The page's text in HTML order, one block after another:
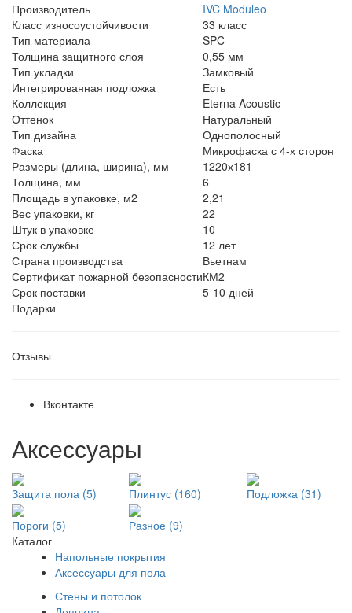
Производитель
IVC Moduleo
Класс износоустойчивости
33 класс
Тип материала
SPC
Толщина защитного слоя
0,55 мм
Тип укладки
Замковый
Интегрированная подложка
Есть
Коллекция
Eterna Acoustic
Оттенок
Натуральный
Тип дизайна
Однополосный
Фаска
Микрофаска с 4-х сторон
Размеры (длина, ширина), мм
1220х181
Толщина, мм
6
Площадь в упаковке, м2
2,21
Вес упаковки, кг
22
Штук в упаковке
10
Срок службы
12 лет
Страна производства
Вьетнам
Сертификат пожарной безопасностиКМ2
Срок поставки
5-10 дней
Подарки
Отзывы
Вконтакте
Аксессуары
Защита пола (5) Плинтус (160) Подложка (31)
Пороги (5)
Разное (9)
Каталог
Напольные покрытия
Аксессуары для пола
Стены и потолок